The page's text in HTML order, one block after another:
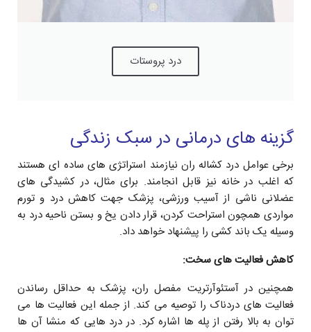
درد پروستات
گزینه های درمانی در سبک زندگی
برخی عوامل درد کشاله ران نیازمند استراتژی های ساده ای هستند
که اغلب در خانه نیز قابل انجامند. برای مثال، در کشیدگی های
عضلانی ناشی از آسیب ورزشی، پزشک جهت کاهش درد و تورم
مواردی همچون استراحت کردن، قرار دادن یخ و بستن ناحیه درد به
وسیله یک باند کشی را پیشنهاد خواهد داد.
کاهش فعالیت های سخت:
همچنین در آستئوآرتریت مفصل ران، پزشک به حداقل رساندن
فعالیت های دردناک را توصیه می کند. از جمله این فعالیت ها می
توان به بالا رفتن از پله ها اشاره کرد. در درد هایی که منشا آن ها